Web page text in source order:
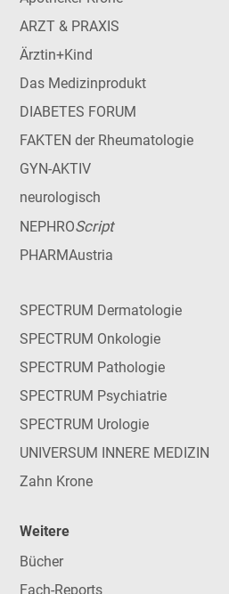
ARZT & PRAXIS
Ärztin+Kind
Das Medizinprodukt
DIABETES FORUM
FAKTEN der Rheumatologie
GYN-AKTIV
neurologisch
NEPHROScript
PHARMAustria
SPECTRUM Dermatologie
SPECTRUM Onkologie
SPECTRUM Pathologie
SPECTRUM Psychiatrie
SPECTRUM Urologie
UNIVERSUM INNERE MEDIZIN
Zahn Krone
Weitere
Bücher
Fach-Reports